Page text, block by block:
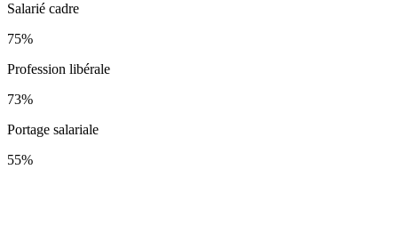
Salarié cadre
75%
Profession libérale
73%
Portage salariale
55%